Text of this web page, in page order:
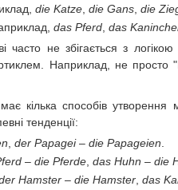
die Katze die Gans die
das Pferd das
часто не збігається з
Наприклад, не
кілька способів
тенденції:
der Papagei– die Papageien
– die Pferde das Huhn – die
Hamster – die Hamster das